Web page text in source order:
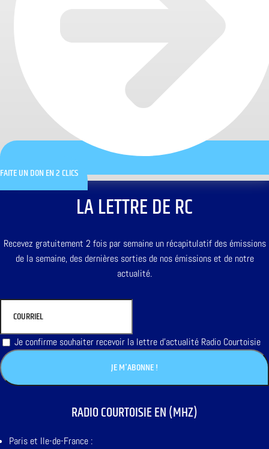
FAITE UN DON EN 2 CLICS
LA LETTRE DE RC
Recevez gratuitement 2 fois par semaine un récapitulatif des émissions
de la semaine, des dernières sorties de nos émissions et de notre
actualité.
Je confirme souhaiter recevoir la lettre d'actualité Radio Courtoisie
RADIO COURTOISIE EN (MHZ)
Paris et Ile-de-France :